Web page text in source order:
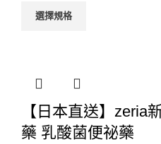
選擇規格
【日本直送】zeria
藥 乳酸菌便祕藥